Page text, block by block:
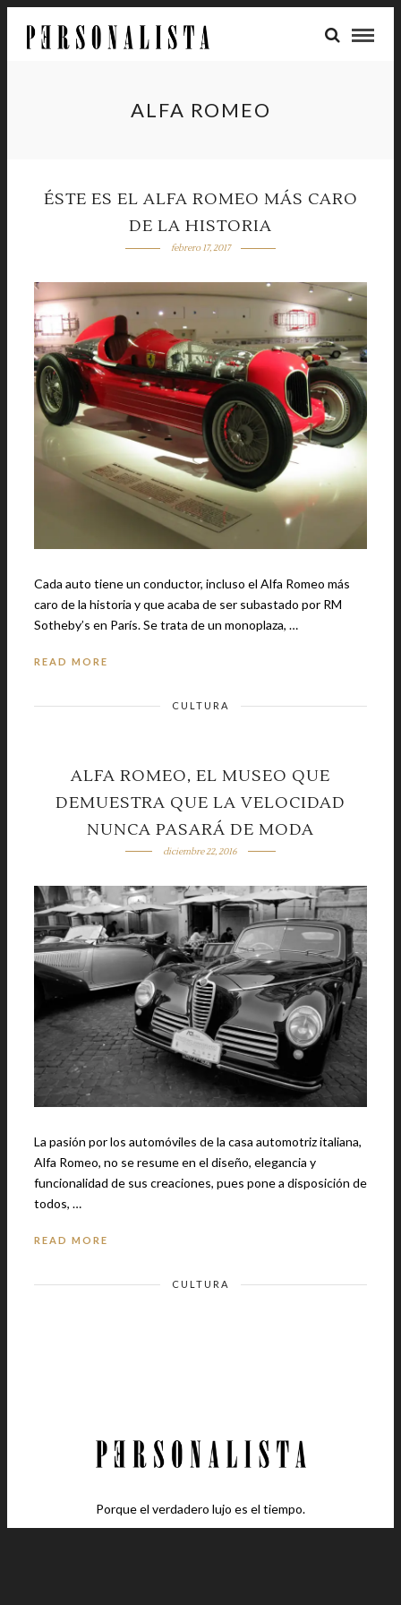
ALFA ROMEO
ÉSTE ES EL ALFA ROMEO MÁS CARO
DE LA HISTORIA
febrero 17, 2017
Cada auto tiene un conductor, incluso el Alfa Romeo más
caro de la historia y que acaba de ser subastado por RM
Sotheby’s en París. Se trata de un monoplaza, …
READ MORE
CULTURA
ALFA ROMEO, EL MUSEO QUE
DEMUESTRA QUE LA VELOCIDAD
NUNCA PASARÁ DE MODA
diciembre 22, 2016
La pasión por los automóviles de la casa automotriz italiana,
Alfa Romeo, no se resume en el diseño, elegancia y
funcionalidad de sus creaciones, pues pone a disposición de
todos, …
READ MORE
CULTURA
Porque el verdadero lujo es el tiempo.